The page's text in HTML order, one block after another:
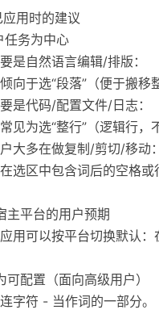
用时的建议
任务为中心
是自然语言编辑/排版：
向于选“段落”（便于搬移
是代码/配置文件/日志：
见为选“整行”（逻辑行，
大多在做复制/剪切/移动：
选区中包含词后的空格或
主平台的用户预期
用可以按平台切换默认
可配置（面向高级用户）
字符 - 当作词的一部分。